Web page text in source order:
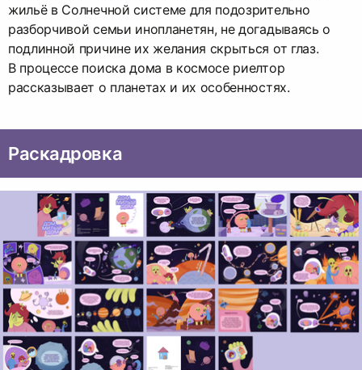
жильё в Солнечной системе для подозрительно
разборчивой семьи инопланетян, не догадываясь о
подлинной причине их желания скрыться от глаз.
В процессе поиска дома в космосе риелтор
рассказывает о планетах и их особенностях.
Раскадровка